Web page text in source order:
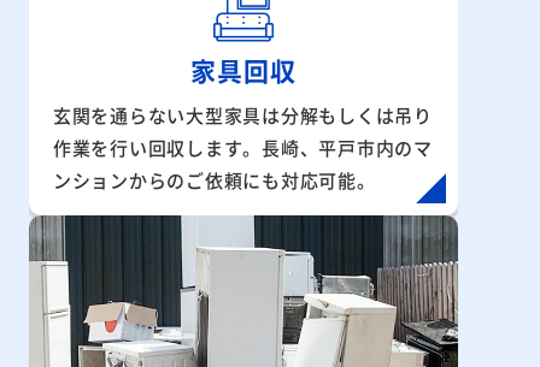
家具回収
玄関を通らない大型家具は分解もしくは吊り
作業を行い回収します。長崎、平戸市内のマ
ンションからのご依頼にも対応可能。